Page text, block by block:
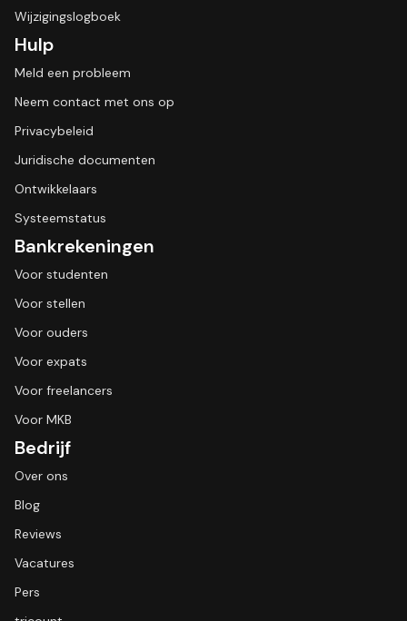
Wijzigingslogboek
Hulp
Meld een probleem
Neem contact met ons op
Privacybeleid
Juridische documenten
Ontwikkelaars
Systeemstatus
Bankrekeningen
Voor studenten
Voor stellen
Voor ouders
Voor expats
Voor freelancers
Voor MKB
Bedrijf
Over ons
Blog
Reviews
Vacatures
Pers